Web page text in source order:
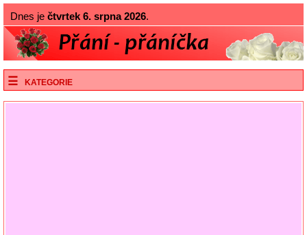
Dnes je čtvrtek 6. srpna 2026.
KATEGORIE